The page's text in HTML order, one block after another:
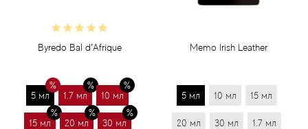
Byredo Bal d’Afrique
5 мл 1.7 мл 10 мл
15 мл 20 мл 30 мл
Memo Irish Leather
5 мл 10 мл 15 мл
20 мл 30 мл 1.7 мл